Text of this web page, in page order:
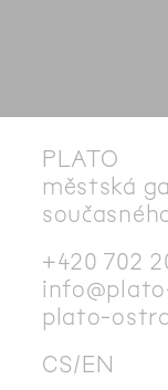
PLATO
městská
+420 702
plato-
CS EN